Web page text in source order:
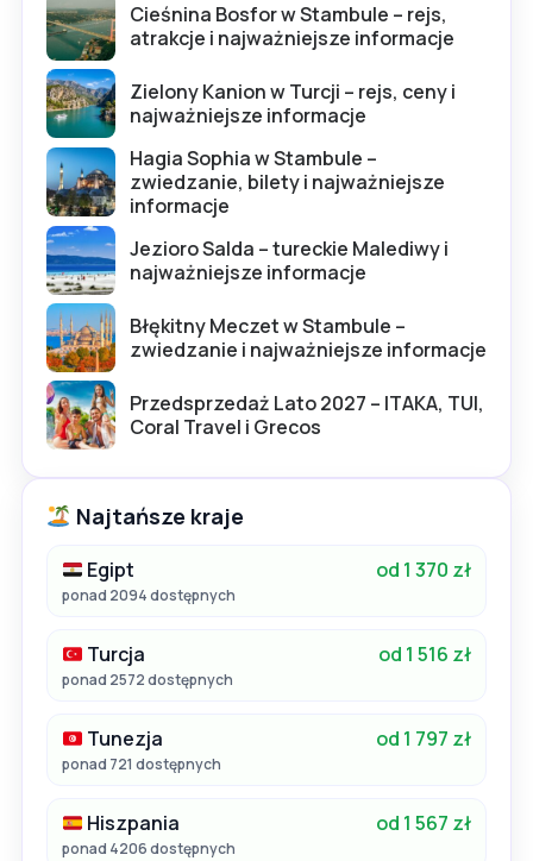
Cieśnina Bosfor w Stambule – rejs,
atrakcje i najważniejsze informacje
Zielony Kanion w Turcji – rejs, ceny i
najważniejsze informacje
Hagia Sophia w Stambule –
zwiedzanie, bilety i najważniejsze
informacje
Jezioro Salda – tureckie Malediwy i
najważniejsze informacje
Błękitny Meczet w Stambule –
zwiedzanie i najważniejsze informacje
Przedsprzedaż Lato 2027 – ITAKA, TUI,
Coral Travel i Grecos
Najtańsze kraje
Egipt od 1 370 zł
ponad 2094 dostępnych
Turcja od 1 516 zł
ponad 2572 dostępnych
Tunezja od 1 797 zł
ponad 721 dostępnych
Hiszpania od 1 567 zł
ponad 4206 dostępnych